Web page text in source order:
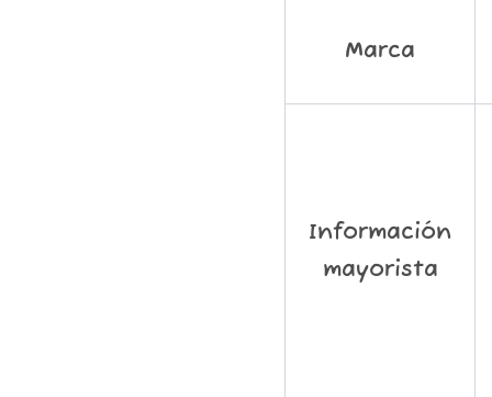
Marca
Información
mayorista